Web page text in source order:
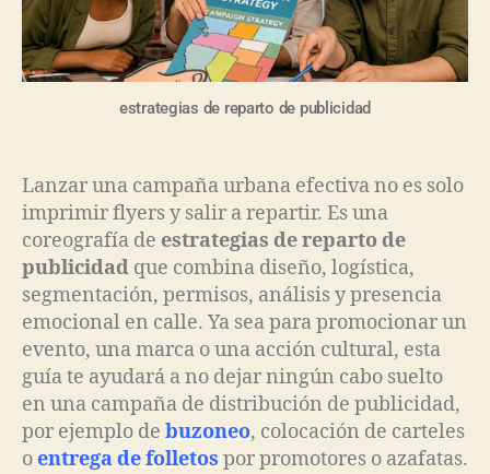
estrategias de reparto de publicidad
Lanzar una campaña urbana efectiva no es solo
imprimir flyers y salir a repartir. Es una
coreografía de estrategias de reparto de
publicidad que combina diseño, logística,
segmentación, permisos, análisis y presencia
emocional en calle. Ya sea para promocionar un
evento, una marca o una acción cultural, esta
guía te ayudará a no dejar ningún cabo suelto
en una campaña de distribución de publicidad,
por ejemplo de buzoneo, colocación de carteles
oentrega de folletos por promotores o azafatas.